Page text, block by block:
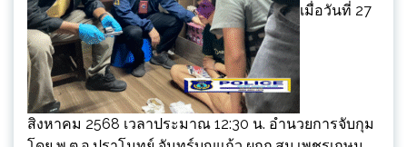
เมื่อวันที่ 27
สิงหาคม 2568 เวลาประมาณ 12:30 น. อำนวยการจับกุม